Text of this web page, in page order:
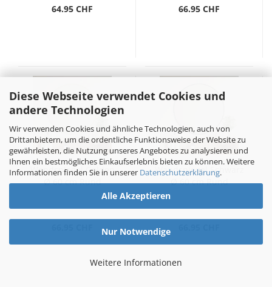
Diese Webseite verwendet Cookies und
andere Technologien
Wir verwenden Cookies und ähnliche Technologien, auch von
Drittanbietern, um die ordentliche Funktionsweise der Website zu
gewährleisten, die Nutzung unseres Angebotes zu analysieren und
Ihnen ein bestmögliches Einkaufserlebnis bieten zu können. Weitere
Informationen finden Sie in unserer Datenschutzerklärung.
Alle Akzeptieren
Nur Notwendige
Weitere Informationen
64.95 CHF 66.95 CHF
Wandspiegel Golden
Ø 60 cm Rund
Wandspiegel Schwarz
Ø 60 cm Rund